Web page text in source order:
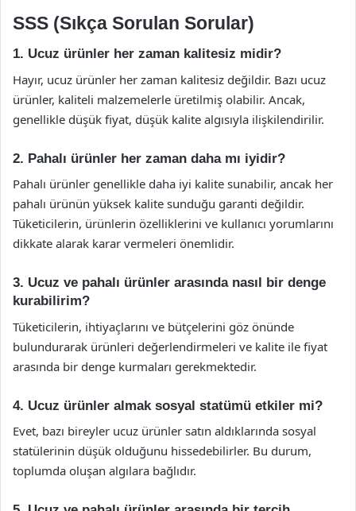
SSS (Sıkça Sorulan Sorular)
1. Ucuz ürünler her zaman kalitesiz midir?
Hayır, ucuz ürünler her zaman kalitesiz değildir. Bazı ucuz
ürünler, kaliteli malzemelerle üretilmiş olabilir. Ancak,
genellikle düşük fiyat, düşük kalite algısıyla ilişkilendirilir.
2. Pahalı ürünler her zaman daha mı iyidir?
Pahalı ürünler genellikle daha iyi kalite sunabilir, ancak her
pahalı ürünün yüksek kalite sunduğu garanti değildir.
Tüketicilerin, ürünlerin özelliklerini ve kullanıcı yorumlarını
dikkate alarak karar vermeleri önemlidir.
3. Ucuz ve pahalı ürünler arasında nasıl bir denge
kurabilirim?
Tüketicilerin, ihtiyaçlarını ve bütçelerini göz önünde
bulundurarak ürünleri değerlendirmeleri ve kalite ile fiyat
arasında bir denge kurmaları gerekmektedir.
4. Ucuz ürünler almak sosyal statümü etkiler mi?
Evet, bazı bireyler ucuz ürünler satın aldıklarında sosyal
statülerinin düşük olduğunu hissedebilirler. Bu durum,
toplumda oluşan algılara bağlıdır.